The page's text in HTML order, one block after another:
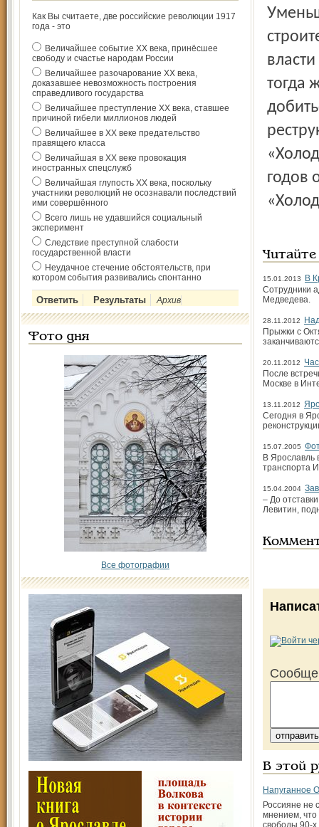
Как Вы считаете, две российские революции 1917
года - это
Величайшее событие ХХ века, принёсшее
свободу и счастье народам России
Величайшее разочарование ХХ века,
доказавшее невозможность построения
справедливого государства
Величайшее преступление ХХ века, ставшее
причиной гибели миллионов людей
Величайшее в ХХ веке предательство
правящего класса
Величайшая в ХХ веке провокация
иностранных спецслужб
Величайшая глупость ХХ века, поскольку
участники революций не осознавали последствий
ими совершённого
Всего лишь не удавшийся социальный
эксперимент
Следствие преступной слабости
государственной власти
Неудачное стечение обстоятельств, при
котором события развивались спонтанно
Архив
Фото дня
Все фотографии
Уменьшение расходов областного бюджета на
тогда
годов
15.01.2013
В
Сотрудники
Медведева.
28.11.2012
Прыжки с
20.11.2012
После
Москве в
13.11.2012
Сегодня в
15.07.2005
В Ярославль
транспорта
15.04.2004
– До
Левитин,
В этой
Напуганное
Россияне не
мнением, что
свободы 90-х